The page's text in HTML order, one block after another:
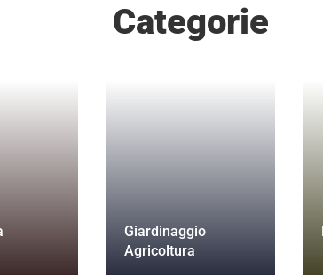
Categorie
Giardinaggio
Agricoltura